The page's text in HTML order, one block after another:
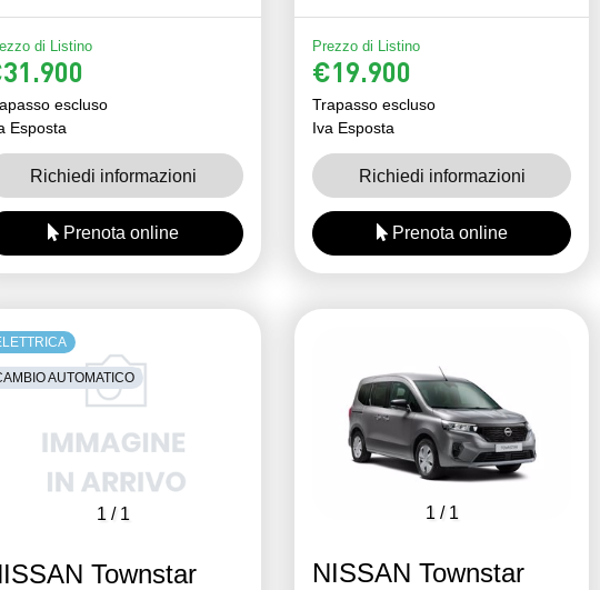
di Listino
escluso
Esposta
Richiedi informazioni
Prenota online
Prezzo di Listino
€19.900
Trapasso escluso
Iva Esposta
Richiedi informazioni
Prenota online
1 / 1
AUTOMATICO
Townstar
1/ 1
NISSAN Townstar